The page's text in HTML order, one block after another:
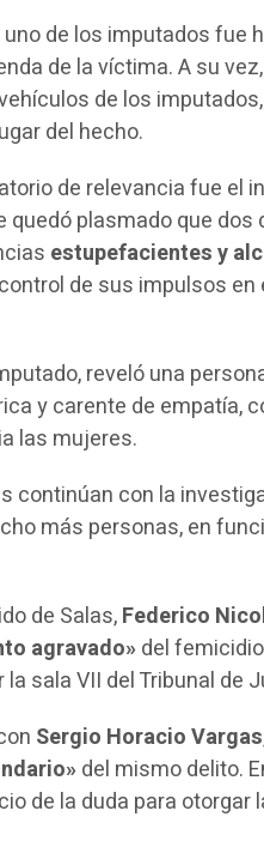
de los imputados fue
de la víctima. A su
de los
del hecho.
de relevancia fue el
quedó plasmado que
estupefacientes y
de sus impulsos
reveló una
y carente de empatía,
las mujeres.
continúan con la
más personas, en
de Salas,Federico
agravado»del
sala VII del Tribunal de
Sergio Horacio Vargas
del mismo delito.
de la duda para otorgar